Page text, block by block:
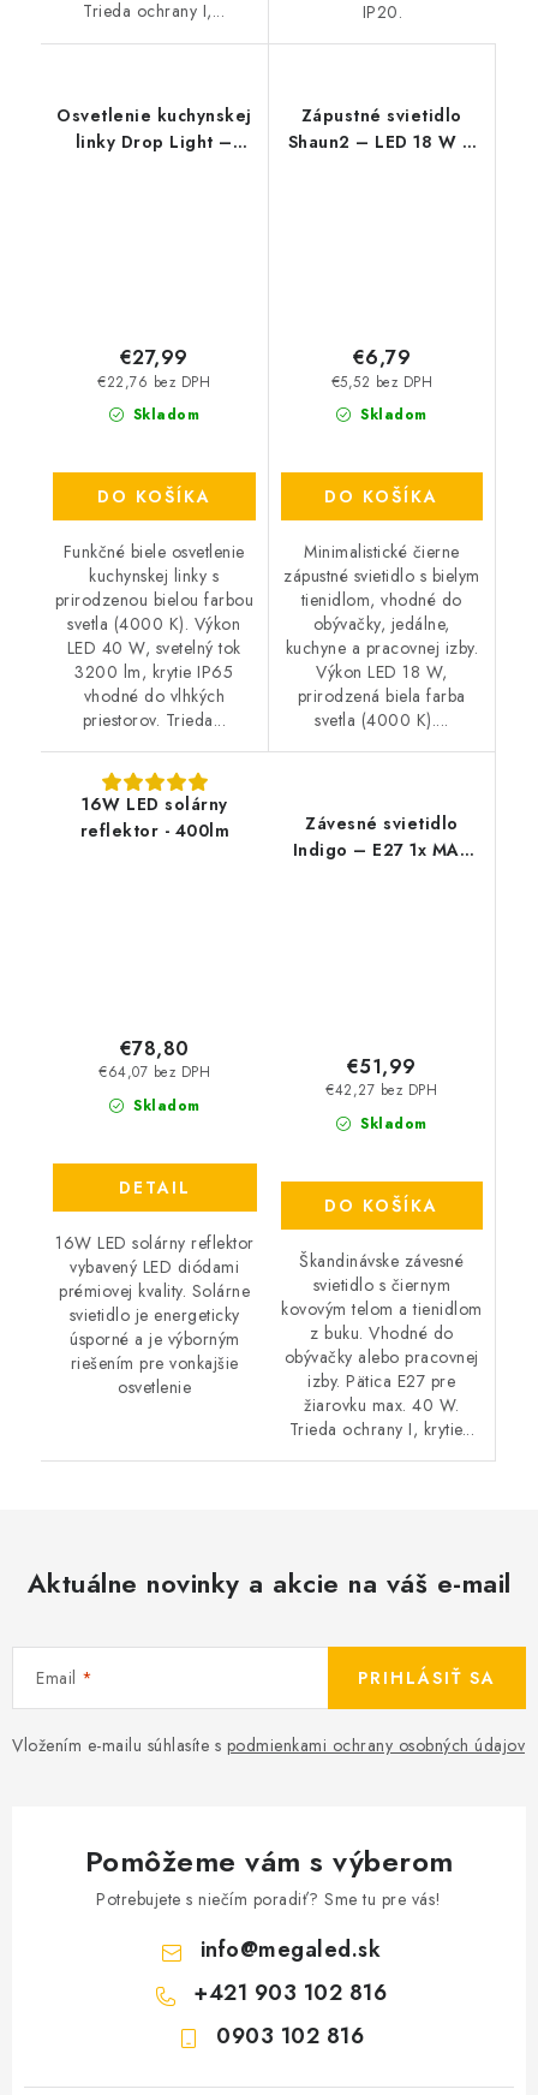
Trieda ochrany I,...
IP20.
Osvetlenie kuchynskej
linky Drop Light –
Skladom
€22,76 bez DPH
€27,99
DO KOŠÍKA
Funkčné biele osvetlenie
kuchynskej linky s
prirodzenou bielou farbou
svetla (4000 K). Výkon
LED 40 W, svetelný tok
3200 lm, krytie IP65
vhodné do vlhkých
priestorov. Trieda...
Zápustné svietidlo
Shaun2 – LED 18 W –
Skladom
€5,52 bez DPH
€6,79
DO KOŠÍKA
Minimalistické čierne
zápustné svietidlo s bielym
tienidlom, vhodné do
obývačky, jedálne,
kuchyne a pracovnej izby.
Výkon LED 18 W,
prirodzená biela farba
svetla (4000 K)....
16W LED solárny
reflektor - 400lm
Skladom
€64,07 bez DPH
€78,80
DETAIL
16W LED solárny reflektor
vybavený LED diódami
prémiovej kvality. Solárne
svietidlo je energeticky
úsporné a je výborným
riešením pre vonkajšie
osvetlenie
Závesné svietidlo
Indigo – E27 1x MAX
Skladom
€42,27 bez DPH
€51,99
DO KOŠÍKA
Škandinávske závesné
svietidlo s čiernym
kovovým telom a tienidlom
z buku. Vhodné do
obývačky alebo pracovnej
izby. Pätica E27 pre
žiarovku max. 40 W.
Trieda ochrany I, krytie...
Aktuálne novinky a akcie na váš e-mail
Email
Vložením e-mailu súhlasíte s podmienkami ochrany osobných údajov
PRIHLÁSIŤ SA
Pomôžeme vám s výberom
Potrebujete s niečím poradiť? Sme tu pre vás!
info@megaled.sk
+421 903 102 816
0903 102 816